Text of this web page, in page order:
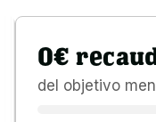
0€
del objetivo